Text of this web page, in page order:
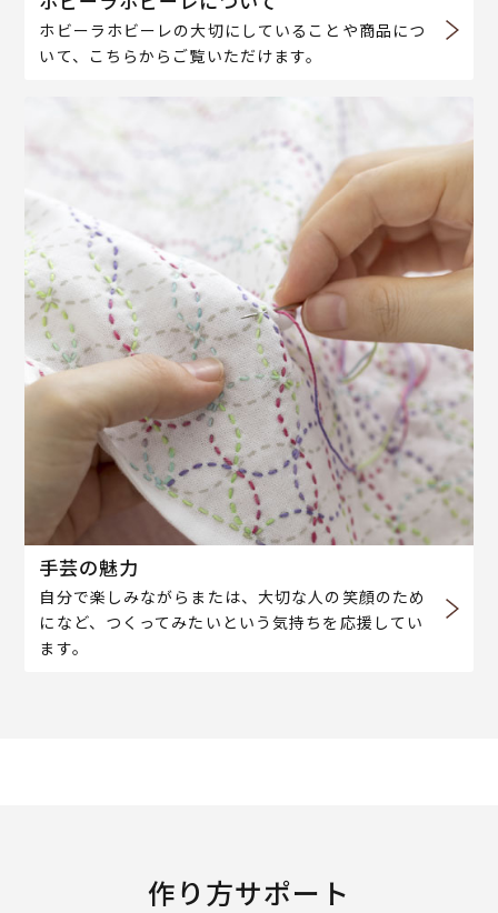
ホビーラホビーレの大切にしていることや商品につ
いて、こちらからご覧いただけます。
手芸の魅力
自分で楽しみながらまたは、大切な人の笑顔のため
になど、つくってみたいという気持ちを応援してい
ます。
作り方サポート